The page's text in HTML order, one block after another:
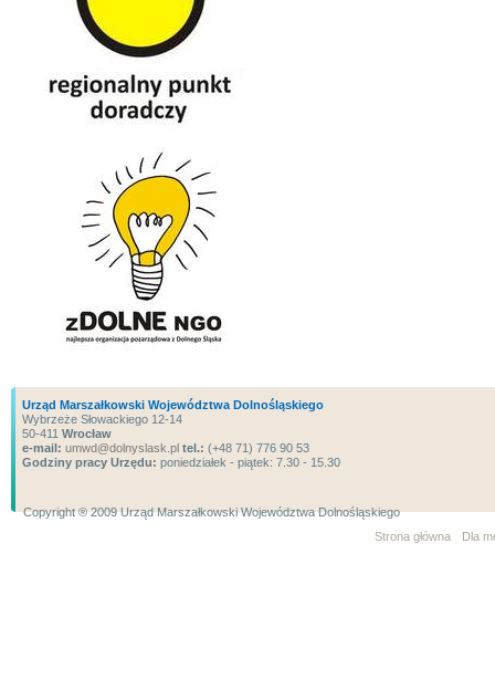
Urząd Marszałkowski Województwa Dolnośląskiego
Wybrzeże Słowackiego 12-14
50-411 Wrocław
e-mail: umwd@dolnyslask.pl tel.: (+48 71) 776 90 53
Godziny pracy Urzędu: poniedziałek - piątek: 7.30 - 15.30
Copyright ® 2009 Urząd Marszałkowski Województwa Dolnośląskiego
Strona główna
Dla